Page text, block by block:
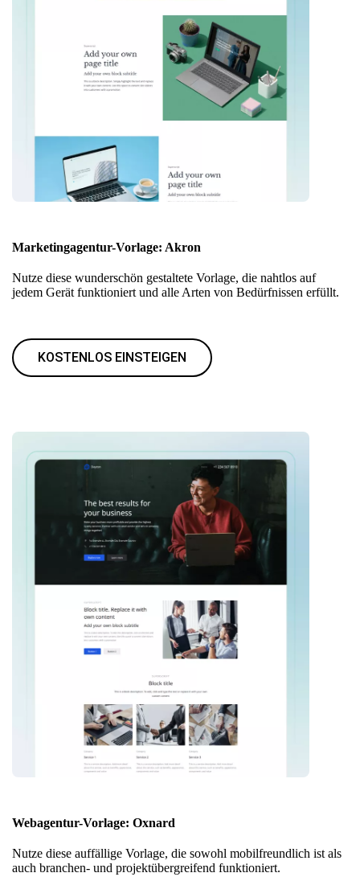
Marketingagentur-Vorlage: Akron
Nutze diese wunderschön gestaltete Vorlage, die nahtlos auf
jedem Gerät funktioniert und alle Arten von Bedürfnissen erfüllt.
KOSTENLOS EINSTEIGEN
Webagentur-Vorlage: Oxnard
Nutze diese auffällige Vorlage, die sowohl mobilfreundlich ist als
auch branchen- und projektübergreifend funktioniert.